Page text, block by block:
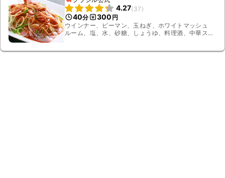
4.27(37 )
40分 300 円
ウインナー、ピーマン、玉ねぎ、ホワイトマッシュ
ルーム、塩、水、砂糖、しょうゆ、料理酒、中華スー